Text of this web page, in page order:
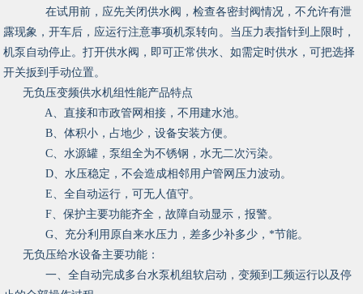
在试用前，应先关闭供水阀，检查各密封阀情况，不允许有泄
露现象，开车后，应运行注意事项机泵转向。当压力表指针到上限时，
机泵自动停止。打开供水阀，即可正常供水、如需定时供水，可把选择
开关扳到手动位置。
无负压变频供水机组性能产品特点
A、直接和市政管网相接，不用建水池。
B、体积小，占地少，设备安装方便。
C、水源罐，泵组全为不锈钢，水无二次污染。
D、水压稳定，不会造成相邻用户管网压力波动。
E、全自动运行，可无人值守。
F、保护主要功能齐全，故障自动显示，报警。
G、充分利用原自来水压力，差多少补多少，*节能。
无负压给水设备主要功能：
一、全自动完成多台水泵机组软启动，变频到工频运行以及停